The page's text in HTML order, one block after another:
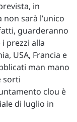
in
sarà l’unico
guarderanno
prezzi alla
USA, Francia e
man mano
sorti
clou è
di luglio in